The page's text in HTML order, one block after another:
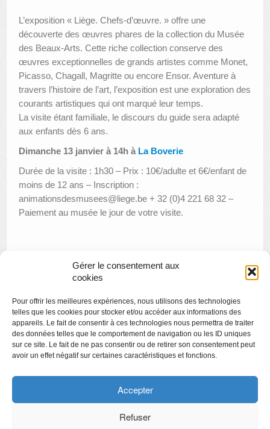
Gérer le consentement aux
cookies
Pour offrir les meilleures expériences, nous utilisons des technologies
telles que les cookies pour stocker et/ou accéder aux informations des
appareils. Le fait de consentir à ces technologies nous permettra de traiter
des données telles que le comportement de navigation ou les ID uniques
sur ce site. Le fait de ne pas consentir ou de retirer son consentement peut
avoir un effet négatif sur certaines caractéristiques et fonctions.
Accepter
Refuser
L’exposition « Liège. Chefs-d’œuvre. » offre une
découverte des œuvres phares de la collection du Musée
des Beaux-Arts. Cette riche collection conserve des
œuvres exceptionnelles de grands artistes comme Monet,
Picasso, Chagall, Magritte ou encore Ensor. Aventure à
travers l’histoire de l’art, l’exposition est une exploration des
courants artistiques qui ont marqué leur temps.
La visite étant familiale, le discours du guide sera adapté
aux enfants dès 6 ans.
Dimanche 13 janvier à 14h à La Boverie
Durée de la visite : 1h30 – Prix : 10€/adulte et 6€/enfant de
moins de 12 ans – Inscription :
animationsdesmusees@liege.be + 32 (0)4 221 68 32 –
Paiement au musée le jour de votre visite.
Visite de la rétrospective Mady Andrien, avec Mady
Visite thématique : « L’art et les grands courants »
Copyright
Politique de confidentialité
Chartes des engagements des opérateurs culturels